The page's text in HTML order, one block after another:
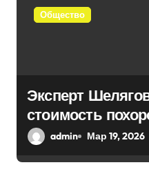
Общество
Эксперт
стоимость
России
admin Мар 19, 2026